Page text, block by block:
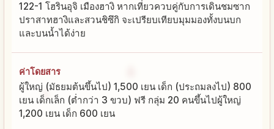
122-1 โฮรินอุจิ เมืองฮางิ หากเที่ยวควบคู่กับการเดินชมซาก
ปราสาทฮางิและสวนชิซึกิ จะเปรียบเทียบมุมมองทั้งบนบก
และบนน้ำได้ง่าย
ค่าโดยสาร
ผู้ใหญ่ (มัธยมต้นขึ้นไป) 1,500 เยน เด็ก (ประถมลงไป) 800
เยน เด็กเล็ก (ต่ำกว่า 3 ขวบ) ฟรี กลุ่ม 20 คนขึ้นไปผู้ใหญ่
1,200 เยน เด็ก 600 เยน